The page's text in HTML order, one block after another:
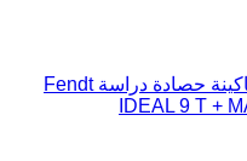
جديد ماكينة حصادة دراسة Fendt
IDEAL 9 T +